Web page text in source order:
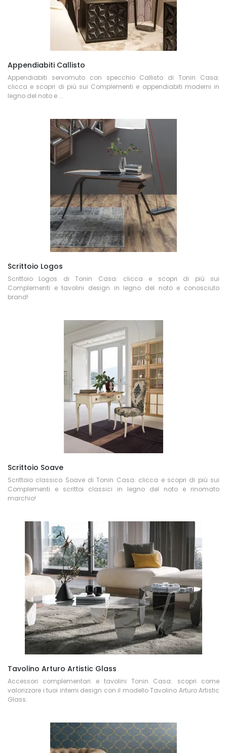
Appendiabiti Callisto
Appendiabiti servomuto con specchio Callisto di Tonin Casa:
clicca e scopri di più sui Complementi e appendiabiti moderni in
legno del noto e ...
Scrittoio Logos
Scrittoio Logos di Tonin Casa: clicca e scopri di più sui
Complementi e tavolini design in legno del noto e conosciuto
brand!
Scrittoio Soave
Scrittoio classico Soave di Tonin Casa: clicca e scopri di più sui
Complementi e scrittoi classici in legno del noto e rinomato
marchio!
Tavolino Arturo Artistic Glass
Accessori complementari e tavolini Tonin Casa: scopri come
valorizzare i tuoi interni design con il modello Tavolino Arturo Artistic
Glass.